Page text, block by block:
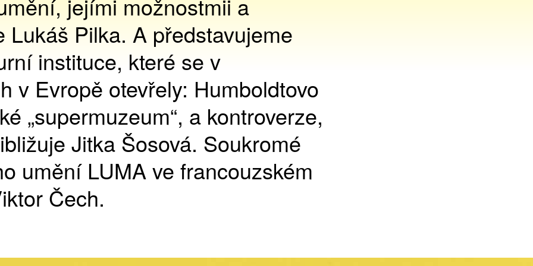
jejími možnostmii a
Pilka. A představujeme
instituce, které se v
v Evropě otevřely: Humboldtovo
„supermuzeum“, a kontroverze,
Jitka Šosová. Soukromé
umění LUMA ve francouzském
Čech.